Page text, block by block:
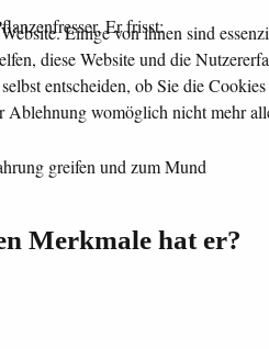
Er frisst:
greifen und zum Mund
Merkmale hat er?
Einige von ihnen sind
diese Website und die
entscheiden, ob Sie die
Ablehnung womöglich nicht mehr